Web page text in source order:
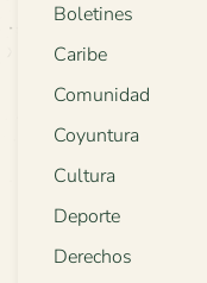
Boletines
Caribe
Comunidad
Coyuntura
Cultura
Deporte
Derechos